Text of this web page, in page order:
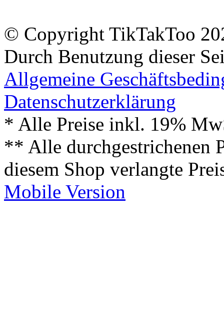
© Copyright TikTakToo
Durch Benutzung dieser
Allgemeine
Datenschutzerklärung
* Alle Preise inkl. 19%
** Alle durchgestrichenen
diesem Shop verlangte
Mobile Version